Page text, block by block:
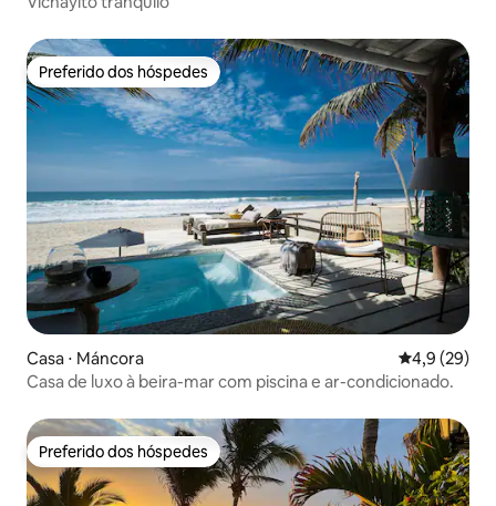
Preferido dos hóspedes
Preferido dos hóspedes
Casa ⋅ Máncora 4,9 de uma
4,9 (29)
Casa de luxo à beira-mar com piscina e ar-condicionado.
Preferido dos hóspedes
Preferido dos hóspedes